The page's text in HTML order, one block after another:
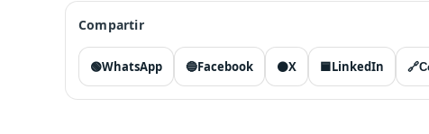
Compartir
🟢WhatsApp 🔵Facebook ⚫X 🟦LinkedIn 🔗